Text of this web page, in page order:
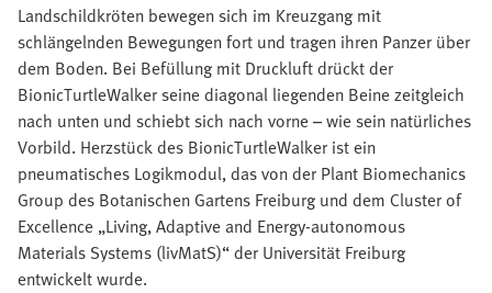
Landschildkröten bewegen sich im Kreuzgang mit
schlängelnden Bewegungen fort und tragen ihren Panzer über
dem Boden. Bei Befüllung mit Druckluft drückt der
BionicTurtleWalker seine diagonal liegenden Beine zeitgleich
nach unten und schiebt sich nach vorne – wie sein natürliches
Vorbild. Herzstück des BionicTurtleWalker ist ein
pneumatisches Logikmodul, das von der Plant Biomechanics
Group des Botanischen Gartens Freiburg und dem Cluster of
Excellence „Living, Adaptive and Energy-autonomous
Materials Systems (livMatS)“ der Universität Freiburg
entwickelt wurde.